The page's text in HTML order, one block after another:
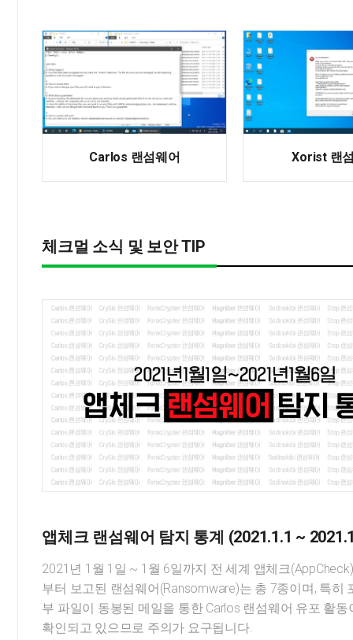
Carlos 랜섬웨어 Xorist 랜
체크멀 소식 및 보안 TIP
앱체크 랜섬웨어 탐지 통계 (2021.1.1 ~
2021년 1월 1일 ~ 1월 6일까지 전 세계 앱체크
부터 보고된 랜섬웨어(Ransomware)는 총 7종이며, 특히
부 파일이 동봉된 메일을 통한 Carlos 랜섬웨어 유포 활동
확인되고 있으므로 주의가 요구됩니다.